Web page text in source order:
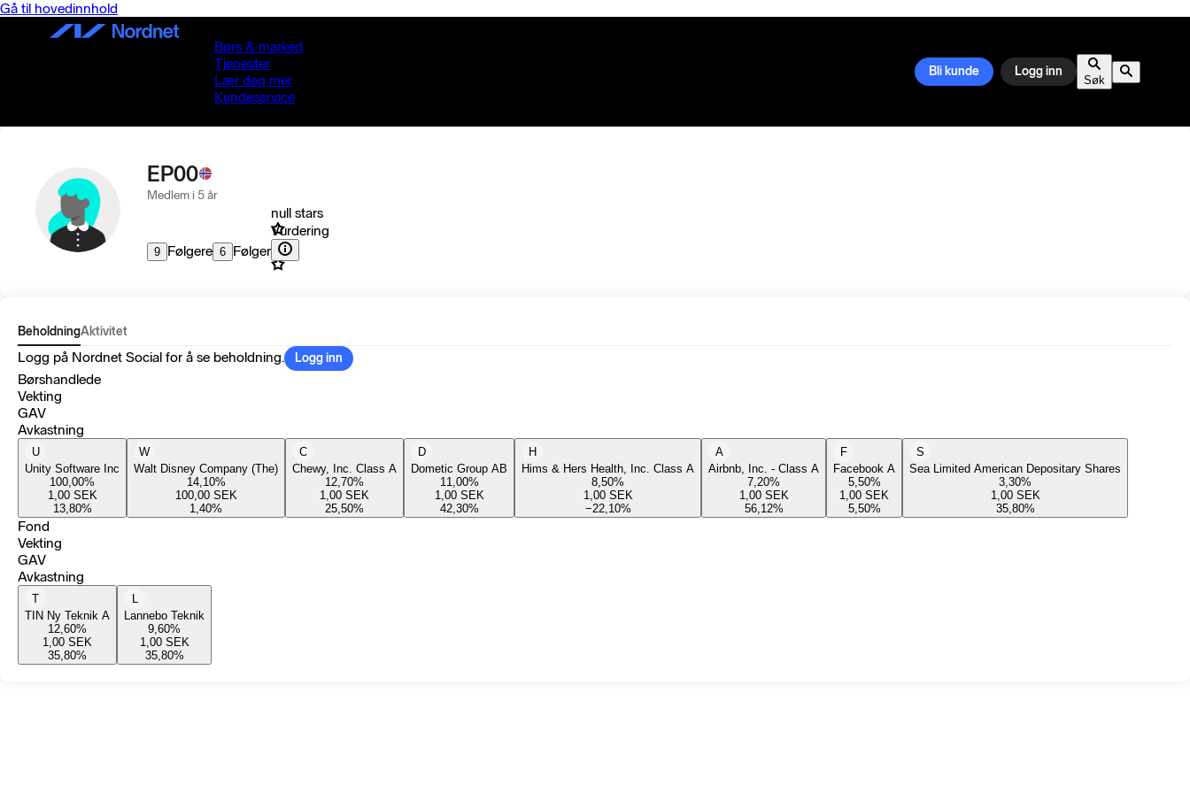
Gå til hovedinnhold
Børs & marked
Tjenester
Lær deg mer
Kundeservice
Bli kunde Logg inn
Søk
EP00
Medlem i 5 år
9 Følgere 6 Følger
null stars
Vurdering
BeholdningAktivitet
Logg på Nordnet Social for å se beholdning. Logg inn
Børshandlede
Vekting
GAV
Avkastning
U
Unity Software Inc
100,00%
1,00 SEK
13,80%
W
Walt Disney Company (The)
14,10%
100,00 SEK
1,40%
C
Chewy, Inc. Class A
12,70%
1,00 SEK
25,50%
D
Dometic Group AB
11,00%
1,00 SEK
42,30%
H
Hims & Hers Health, Inc. Class A
8,50%
1,00 SEK
−22,10%
A
Airbnb, Inc. - Class A
7,20%
1,00 SEK
56,12%
F
Facebook A
5,50%
1,00 SEK
5,50%
S
Sea Limited American Depositary Shares
3,30%
1,00 SEK
35,80%
Fond
Vekting
GAV
Avkastning
T
TIN Ny Teknik A
12,60%
1,00 SEK
35,80%
L
Lannebo Teknik
9,60%
1,00 SEK
35,80%